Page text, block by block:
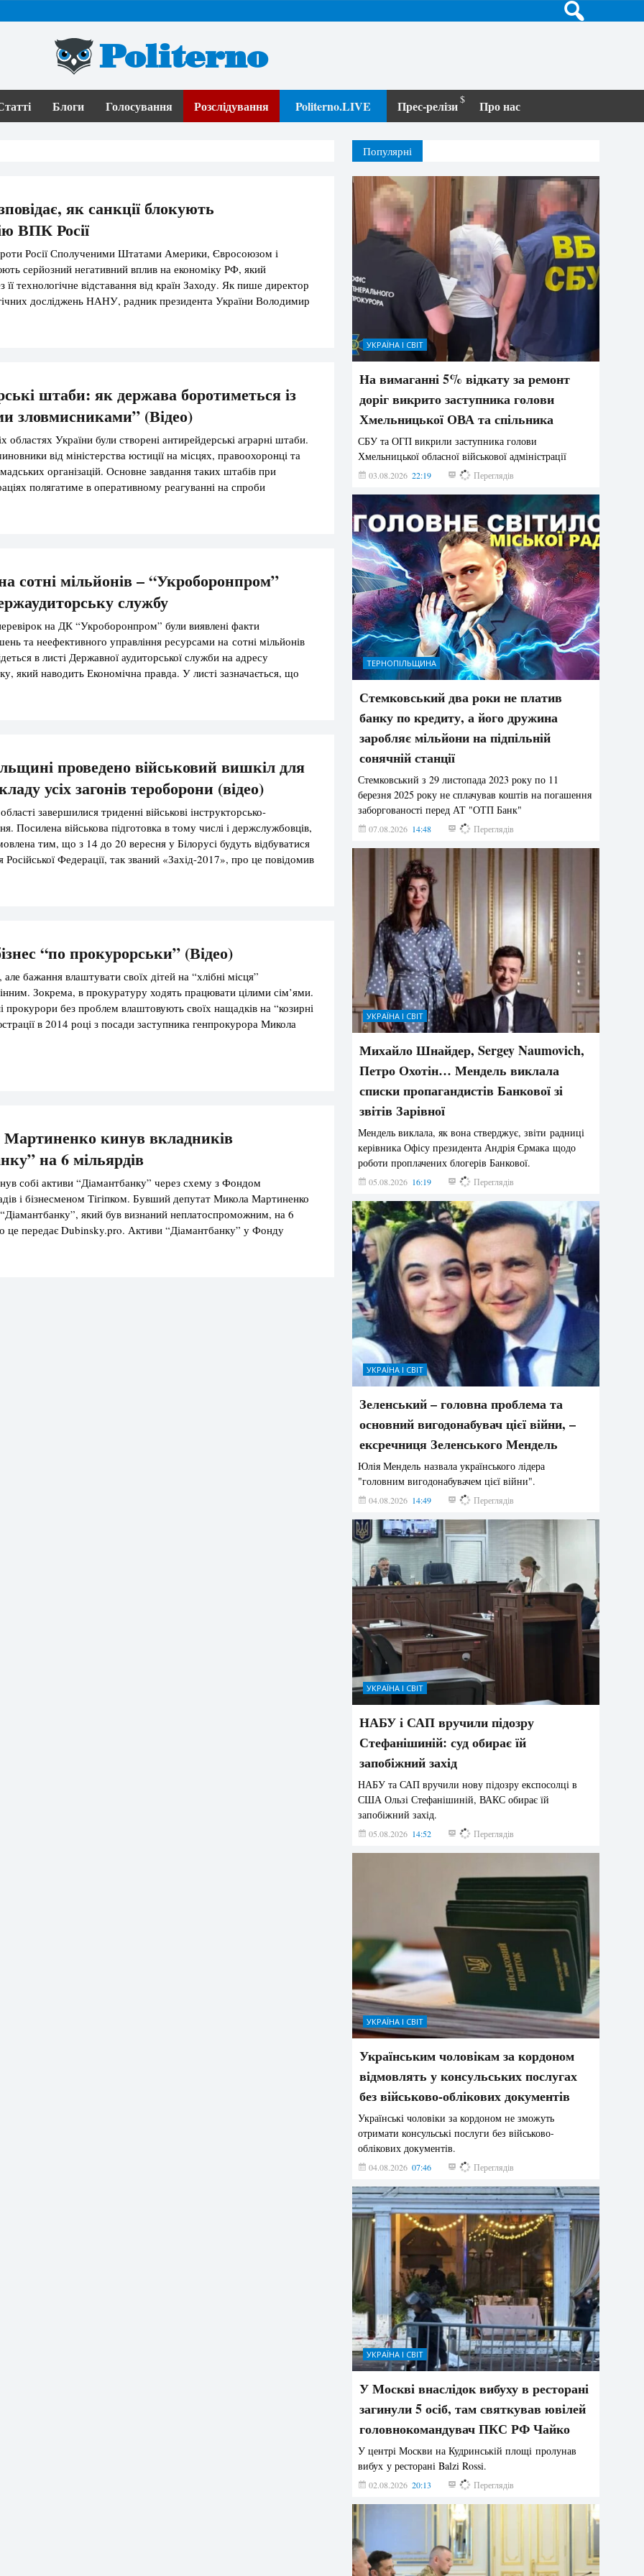
Politerno
Блоги Голосування Розслідування Politerno.LIVE Прес-релізи Про нас
як санкції блокують
ВПК Росії
Росії Сполученими Штатами Америки, Євросоюзом і
серйозний негативний вплив на економіку РФ, який
її технологічне відставання від країн Заходу. Як пише директор
досліджень НАНУ, радник президента України Володимир
матеріалі для DT.UA нові санкції США ghbpdtlenm до
штаби: як держава боротиметься із
зловмисниками” (Відео)
областях України були створені антирейдерські аграрні штаби.
від міністерства юстиції на місцях, правоохоронці та
організацій. Основне завдання таких штабів при
полягатиме в оперативному реагуванні на спроби
агропідприємств та вирощеного фермерами врожаю,
сотні мільйонів – “Укроборонпром”
службу
на ДК “Укроборонпром” були виявлені факти
та неефективного управління ресурсами на сотні мільйонів
в листі Державної аудиторської служби на адресу
який наводить Економічна правда. У листі зазначається, що
років у плановому порядку були проведені державні фінансові
проведено військовий вишкіл для
усіх загонів тероборони (відео)
завершилися триденні військові інструкторсько-
Посилена військова підготовка в тому числі і держслужбовців,
тим, що з 14 до 20 вересня у Білорусі будуть відбуватися
Російської Федерації, так званий «Захід-2017», про це повідомив
ОДА Степан Барна. Особливістю останніх військових зборів
“по прокурорськи” (Відео)
бажання влаштувати своїх дітей на “хлібні місця”
Зокрема, в прокуратуру ходять працювати цілими сім’ями.
прокурори без проблем влаштовують своїх нащадків на “козирні
в 2014 році з посади заступника генпрокурора Микола
політикою. Він затято бореться з корупціонерами і ратує
кинув вкладників
на 6 мільярдів
собі активи “Діамантбанку” через схему з Фондом
і бізнесменом Тігіпком. Бувший депутат Микола Мартиненко
який був визнаний неплатоспроможним, на 6
це передає Dubinsky.pro. Активи “Діамантбанку” у Фонду
були викуплені бізнесменом Сергієм Тігіпком. Натомість він
Популярні
УКРАЇНА І СВІТ
На вимаганні 5% відкату за ремонт
доріг викрито заступника голови
Хмельницької ОВА та спільника
СБУ та ОГП викрили заступника голови
Хмельницької обласної військової адміністрації
03.08.2026 22:19 879 Переглядів
ТЕРНОПІЛЬЩИНА
Стемковський два роки не платив
банку по кредиту, а його дружина
заробляє мільйони на підпільній
сонячній станції
Стемковський з 29 листопада 2023 року по 11
березня 2025 року не сплачував коштів на погашення
заборгованості перед АТ "ОТП Банк"
07.08.2026 14:48 382 Переглядів
УКРАЇНА І СВІТ
Михайло Шнайдер, Sergey Naumovich,
Петро Охотін… Мендель виклала
списки пропагандистів Банкової зі
звітів Зарівної
Мендель виклала, як вона стверджує, звіти радниці
керівника Офісу президента Андрія Єрмака щодо
роботи проплачених блогерів Банкової.
05.08.2026 16:19 241 Переглядів
УКРАЇНА І СВІТ
Зеленський – головна проблема та
основний вигодонабувач цієї війни, –
ексречниця Зеленського Мендель
Юлія Мендель назвала українського лідера
"головним вигодонабувачем цієї війни".
04.08.2026 14:49 166 Переглядів
УКРАЇНА І СВІТ
НАБУ і САП вручили підозру
Стефанішиній: суд обирає їй
запобіжний захід
НАБУ та САП вручили нову підозру експосолці в
США Ользі Стефанішиній, ВАКС обирає їй
запобіжний захід.
05.08.2026 14:52 165 Переглядів
УКРАЇНА І СВІТ
Українським чоловікам за кордоном
відмовлять у консульських послугах
без військово-облікових документів
Українські чоловіки за кордоном не зможуть
отримати консульські послуги без військово-
облікових документів.
04.08.2026 07:46 156 Переглядів
УКРАЇНА І СВІТ
У Москві внаслідок вибуху в ресторані
загинули 5 осіб, там святкував ювілей
головнокомандувач ПКС РФ Чайко
У центрі Москви на Кудринській площі пролунав
вибух у ресторані Balzi Rossi.
02.08.2026 20:13 144 Переглядів